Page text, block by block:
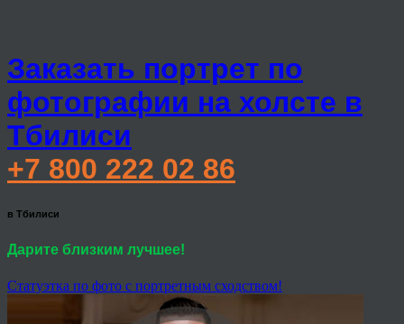
Заказать портрет по
фотографии на холсте в
Тбилиси
+7 800 222 02 86
в Тбилиси
Дарите близким лучшее!
Статуэтка по фото с портретным сходством!